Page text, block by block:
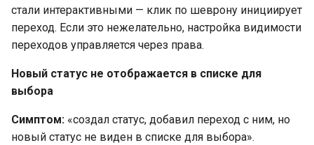
стали интерактивными — клик по шеврону инициирует
переход. Если это нежелательно, настройка видимости
переходов управляется через права.
Новый статус не отображается в списке для
выбора
Симптом: «создал статус, добавил переход с ним, но
новый статус не виден в списке для выбора».